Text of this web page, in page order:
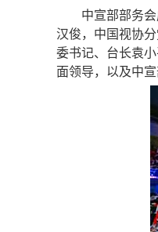
中宣部部务
汉俊，中国视协
委书记、台长袁
面领导，以及中